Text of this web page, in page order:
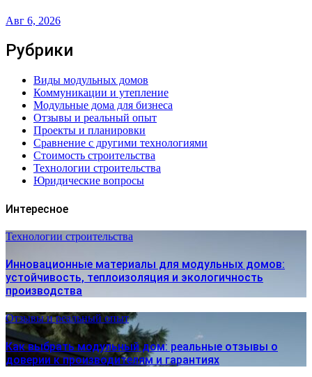
Авг 6, 2026
Рубрики
Виды модульных домов
Коммуникации и утепление
Модульные дома для бизнеса
Отзывы и реальный опыт
Проекты и планировки
Сравнение с другими технологиями
Стоимость строительства
Технологии строительства
Юридические вопросы
Интересное
Технологии строительства
Инновационные материалы для модульных домов:
устойчивость, теплоизоляция и экологичность
производства
Отзывы и реальный опыт
Как выбрать модульный дом: реальные отзывы о
доверии к производителям и гарантиях